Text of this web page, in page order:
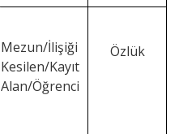
Mezun/İlişiği
Kesilen/Kayıt
Alan/Öğrenci
Özlük